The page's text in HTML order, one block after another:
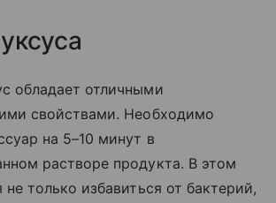
обладает отличными
свойствами. Необходимо
на 5–10 минут в
растворе продукта. В этом
не только избавиться от бактерий,